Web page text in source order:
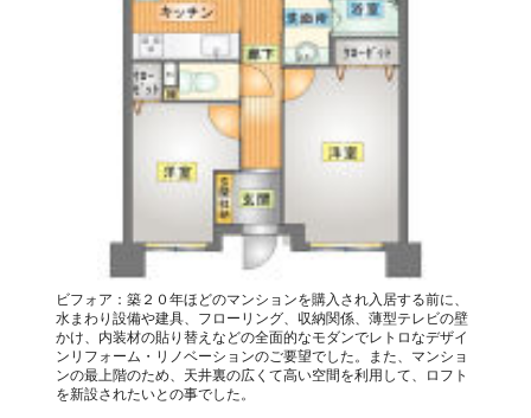
ビフォア：築２０年ほどのマンションを購入され入居する前に、
水まわり設備や建具、フローリング、収納関係、薄型テレビの壁
かけ、内装材の貼り替えなどの全面的なモダンでレトロなデザイ
ンリフォーム・リノベーションのご要望でした。また、マンショ
ンの最上階のため、天井裏の広くて高い空間を利用して、ロフト
を新設されたいとの事でした。